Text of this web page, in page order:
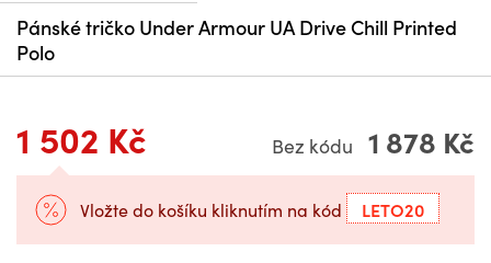
Pánské tričko Under Armour UA Drive Chill Printed
Polo
1 502 Kč Bez kódu 1 878 Kč
Vložte do košíku kliknutím na kód LETO20